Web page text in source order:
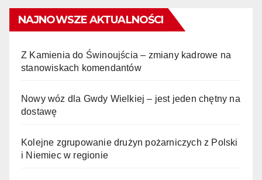
NAJNOWSZE AKTUALNOŚCI
Z Kamienia do Świnoujścia – zmiany kadrowe na
stanowiskach komendantów
Nowy wóz dla Gwdy Wielkiej – jest jeden chętny na
dostawę
Kolejne zgrupowanie drużyn pożarniczych z Polski
i Niemiec w regionie